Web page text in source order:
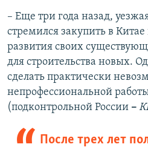
– Еще три года назад,
стремился закупить в
развития своих
для строительства новых.
сделать практически
непрофессиональной
(подконтрольной России –
После трех лет